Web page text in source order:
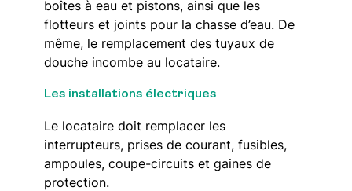
boîtes à eau et pistons, ainsi que les
flotteurs et joints pour la chasse d’eau. De
même, le remplacement des tuyaux de
douche incombe au locataire.
Les installations électriques
Le locataire doit remplacer les
interrupteurs, prises de courant, fusibles,
ampoules, coupe-circuits et gaines de
protection.